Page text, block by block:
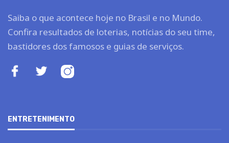
Saiba o que acontece hoje no Brasil e no Mundo.
Confira resultados de loterias, notícias do seu time,
bastidores dos famosos e guias de serviços.
ENTRETENIMENTO